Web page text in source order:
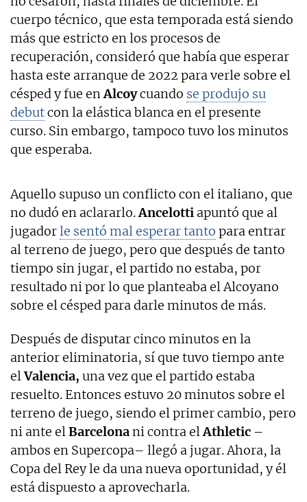
cuerpo técnico, que esta temporada está siendo
más que estricto en los procesos de
recuperación, consideró que había que esperar
hasta este arranque de 2022 para verle sobre el
césped y fue enAlcoycuando se produjo su
debutcon la elástica blanca en el presente
curso. Sin embargo, tampoco tuvo los minutos
que esperaba.
Aquello supuso un conflicto con el italiano, que
no dudó en aclararlo.Ancelotti apuntó que al
jugadorle sentó mal esperar tanto para entrar
al terreno de juego, pero que después de tanto
tiempo sin jugar, el partido no estaba, por
resultado ni por lo que planteaba el Alcoyano
sobre el césped para darle minutos de más.
Después de disputar cinco minutos en la
anterior eliminatoria, sí que tuvo tiempo ante
elValencia, una vez que el partido estaba
resuelto. Entonces estuvo 20 minutos sobre el
terreno de juego, siendo el primer cambio, pero
ni ante elBarcelonani contra elAthletic –
ambos en Supercopa– llegó a jugar. Ahora, la
Copa del Rey le da una nueva oportunidad, y él
está dispuesto a aprovecharla.